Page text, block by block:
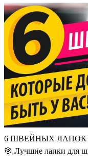
6 ШВЕЙНЫХ ЛАПОК
🎯 Лучшие лапки для